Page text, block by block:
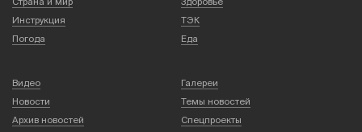
Инструкция
ТЭК
Погода
Еда
Видео
Галереи
Новости
Темы новостей
Архив новостей
Спецпроекты